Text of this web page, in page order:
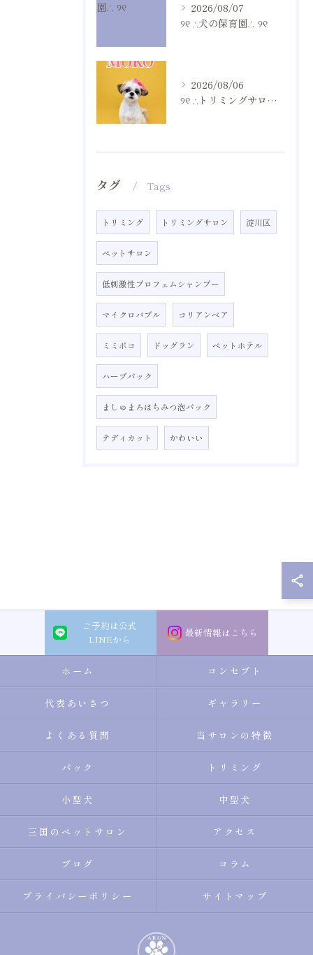
2026/08/07
୨୧ ∴犬の保育園∴ ୨୧
2026/08/06
୨୧ ∴トリミングサロン∴ ୨୧
タグ Tags
トリミング トリミングサロン 淀川区
ペットサロン
低刺激性プロフェムシャンプー
マイクロバブル コリアンベア
ミミポコ ドッグラン ペットホテル
ハーブパック
ましゅまろはちみつ泡パック
テディカット かわいい
ご予約は公式
LINEから
最新情報はこちら
ホーム コンセプト
代表あいさつ ギャラリー
よくある質問 当サロンの特徴
パック トリミング
小型犬 中型犬
三国のペットサロン アクセス
ブログ コラム
プライバシーポリシー サイトマップ